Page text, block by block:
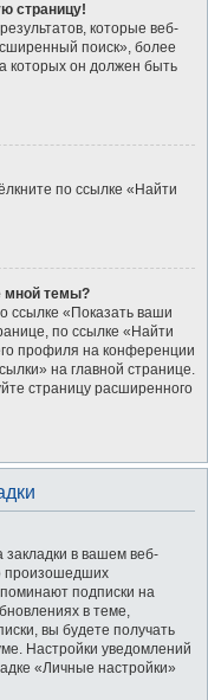
страницу!
которые веб-
поиск», более
которых он должен быть
по ссылке «Найти
мной темы?
ссылке «Показать ваши
по ссылке «Найти
профиля на конференции
на главной странице.
страницу расширенного
в вашем веб-
произошедших
подписки на
в теме,
вы будете получать
Настройки уведомлений
«Личные настройки»